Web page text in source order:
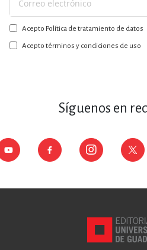
Suscríbase
a
nuestro
boletín:
Acepto Política de tratamiento de datos
Acepto términos y condiciones de uso
Síguenos en